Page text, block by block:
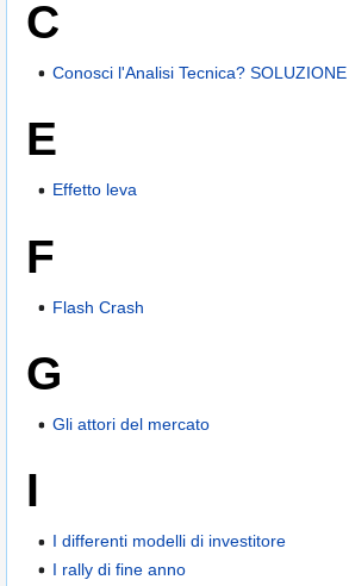
C
Conosci l'Analisi Tecnica?
E
Effetto leva
F
Flash Crash
G
Gli attori del mercato
I
I differenti modelli di investitore
I rally di fine anno